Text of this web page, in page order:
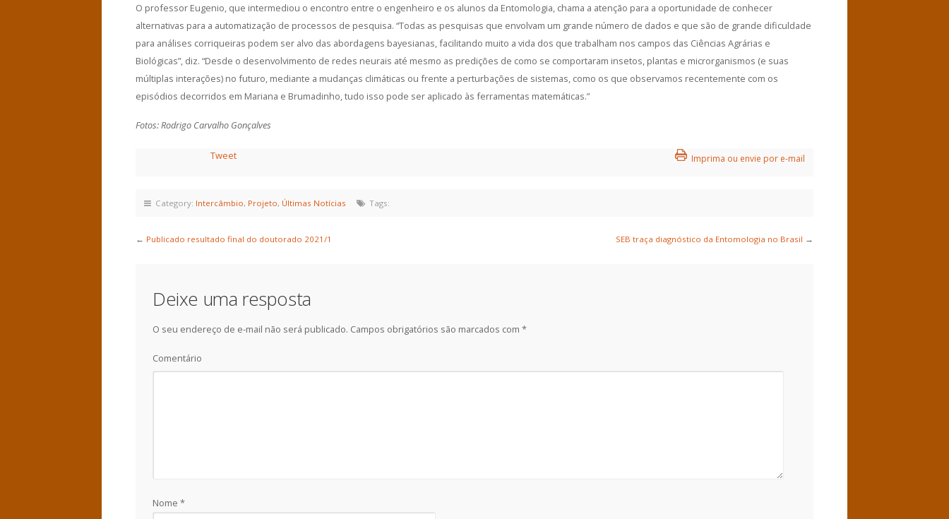
O professor Eugenio, que intermediou o encontro entre o engenheiro e os alunos da Entomologia, chama a atenção para a oportunidade de conhecer
alternativas para a automatização de processos de pesquisa. “Todas as pesquisas que envolvam um grande número de dados e que são de grande dificuldade
para análises corriqueiras podem ser alvo das abordagens bayesianas, facilitando muito a vida dos que trabalham nos campos das Ciências Agrárias e
Biológicas”, diz. “Desde o desenvolvimento de redes neurais até mesmo as predições de como se comportaram insetos, plantas e microrganismos (e suas
múltiplas interações) no futuro, mediante a mudanças climáticas ou frente a perturbações de sistemas, como os que observamos recentemente com os
episódios decorridos em Mariana e Brumadinho, tudo isso pode ser aplicado às ferramentas matemáticas.”
Fotos: Rodrigo Carvalho Gonçalves
Imprima ou envie por e-mail
Tweet
Category: Intercâmbio, Projeto, Últimas Notícias Tags:
← Publicado resultado final do doutorado 2021/1 SEB traça diagnóstico da Entomologia no Brasil →
Deixe uma resposta
O seu endereço de e-mail não será publicado. Campos obrigatórios são marcados com *
Comentário
Nome *